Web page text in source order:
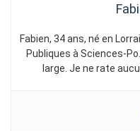
Fabien, 34 ans, né en
Publiques à Sciences-
large. Je ne rate